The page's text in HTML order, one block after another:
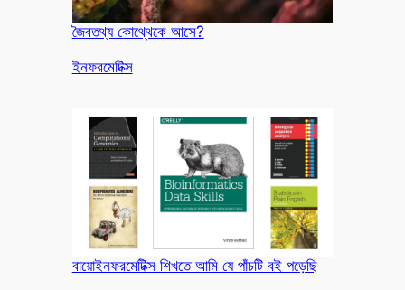
জৈবতথ্য কোথ্থেকে আসে?
In relation to
ইনফরমেটিক্স
বায়োইনফরমেটিক্স শিখতে আমি যে পাঁচটি বই পড়েছি